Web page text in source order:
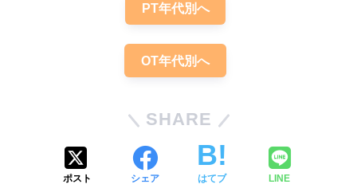
PT年代別へ
OT年代別へ
SHARE
ポスト シェア はてブ LINE